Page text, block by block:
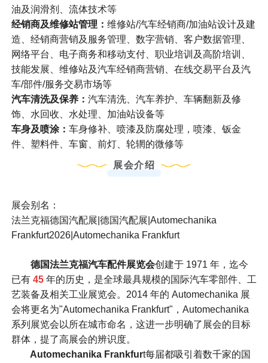
油及润滑剂、流体技术等
经销商及维修站管理： 维修站/汽车经销商/加油站设计及建
造、经销商营销及服务管理、数字营销、客户数据管理、
网络平台、电子商务和移动支付、职业培训及高阶培训、
技能发展、维修站及汽车经销商营销、在线交易平台及汽
车/部件/服务交易市场等
汽车清洗及保养： 汽车清洗、汽车养护、车辆翻新及修
饰、水回收、水处理、加油站设备等
车身及喷涂： 车身修补、喷漆及防腐处理，喷漆、钣金
件、塑料件、车窗、前灯、轮辋的微修等
展会介绍
展会别名：
法兰克福德国汽配展|德国汽配展|Automechanika
Frankfurt2026|Automechanika Frankfurt
德国法兰克福汽车配件展览会创建于 1971 年，迄今
已有 45年的历史，是全球最具规模的国际汽车零部件、工
艺装备及相关工业展览会。2014 年的 Automechanika 展
会将更名为"Automechanika Frankfurt"，Automechanika
系列展览会以所在城市命名，这进一步明确了展会的目标
群体，提了高展会的辨识度。
Automechanika Frankfurt每届都吸引着数千家的国